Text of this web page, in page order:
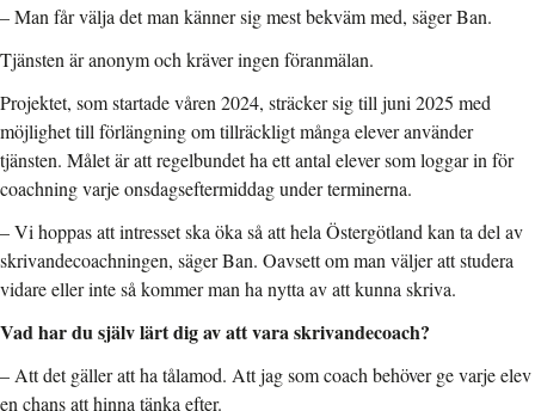
– Man får välja det man känner sig mest bekväm med, säger Ban.
Tjänsten är anonym och kräver ingen föranmälan.
Projektet, som startade våren 2024, sträcker sig till juni 2025 med
möjlighet till förlängning om tillräckligt många elever använder
tjänsten. Målet är att regelbundet ha ett antal elever som loggar in för
coachning varje onsdagseftermiddag under terminerna.
– Vi hoppas att intresset ska öka så att hela Östergötland kan ta del av
skrivandecoachningen, säger Ban. Oavsett om man väljer att studera
vidare eller inte så kommer man ha nytta av att kunna skriva.
Vad har du själv lärt dig av att vara skrivandecoach?
– Att det gäller att ha tålamod. Att jag som coach behöver ge varje elev
en chans att hinna tänka efter.